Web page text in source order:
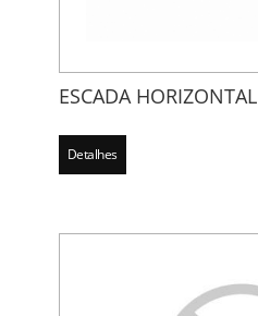
ESCADA HORIZONTAL
Detalhes